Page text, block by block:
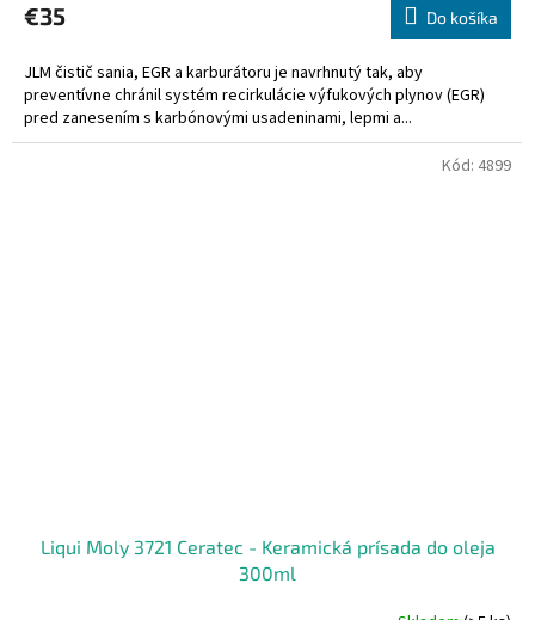
€35 Do košíka
JLM čistič sania, EGR a karburátoru je navrhnutý tak, aby
preventívne chránil systém recirkulácie výfukových plynov (EGR)
pred zanesením s karbónovými usadeninami, lepmi a...
Liqui Moly 3721 Ceratec - Keramická prísada do oleja
300ml
Kód: 4899